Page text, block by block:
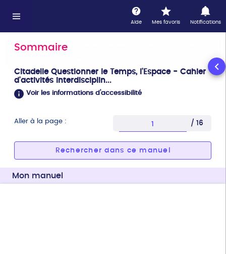
Aide Mes favoris Notifications
Information : ce lecteur n'est pas optimisé pour
Sommaire
Citadelle Questionner le Temps, l'Espace - Cahier
d'activités interdisciplin...
Voir les informations d'accessibilité
Aller à la page :
Entrez une page
/ 16
Rechercher dans ce manuel
Mon manuel
Vous n'êtes pas connecté à internet, certaines fonctionnalités
Vous n'êtes pas connecté à internet, certaines fonctionnalités